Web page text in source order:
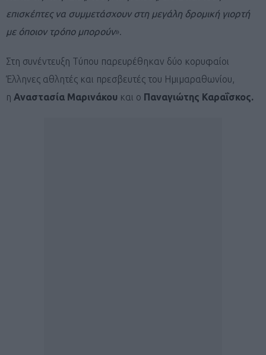
επισκέπτες να συμμετάσχουν στη μεγάλη δρομική γιορτή
με όποιον τρόπο μπορούν».
Στη συνέντευξη Τύπου παρευρέθηκαν δύο κορυφαίοι
Έλληνες αθλητές και πρεσβευτές του Ημιμαραθωνίου,
η Αναστασία Μαρινάκου και ο Παναγιώτης Καραΐσκος.